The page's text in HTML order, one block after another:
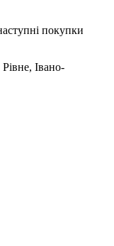
покупки
Івано-